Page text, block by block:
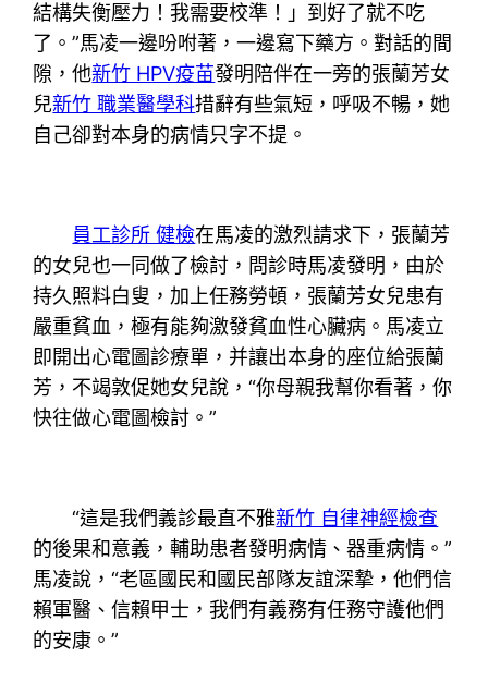
結構失衡壓力！我需要校準！」到好了就不吃
了。”馬凌一邊吩咐著，一邊寫下藥方。對話的間
隙，他新竹 HPV疫苗發明陪伴在一旁的張蘭芳女
兒新竹 職業醫學科措辭有些氣短，呼吸不暢，她
自己卻對本身的病情只字不提。
員工診所 健檢在馬凌的激烈請求下，張蘭芳
的女兒也一同做了檢討，問診時馬凌發明，由於
持久照料白叟，加上任務勞頓，張蘭芳女兒患有
嚴重貧血，極有能夠激發貧血性心臟病。馬凌立
即開出心電圖診療單，并讓出本身的座位給張蘭
芳，不竭敦促她女兒說，“你母親我幫你看著，你
快往做心電圖檢討。”
“這是我們義診最直不雅新竹 自律神經檢查
的後果和意義，輔助患者發明病情、器重病情。”
馬凌說，“老區國民和國民部隊友誼深摯，他們信
賴軍醫、信賴甲士，我們有義務有任務守護他們
的安康。”